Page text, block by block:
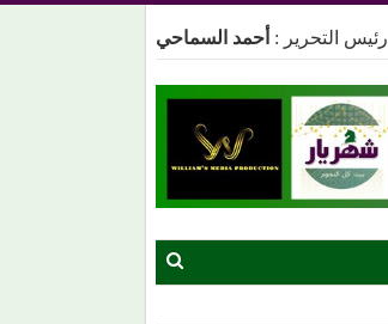
رئيس التحرير : أحمد السماحي